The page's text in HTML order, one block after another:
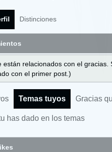
Distinciones
están relacionados con el
con el primer post.)
Temas tuyos Gracias
has dado en los temas